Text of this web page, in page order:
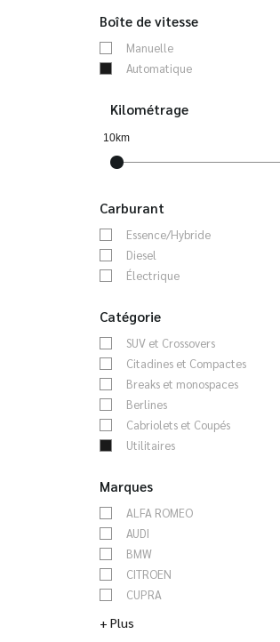
Boîte de vitesse
Manuelle
Automatique
Kilométrage
10km
Carburant
Essence/Hybride
Diesel
Électrique
Catégorie
SUV et Crossovers
Citadines et Compactes
Breaks et monospaces
Berlines
Cabriolets et Coupés
Utilitaires
Marques
ALFA ROMEO
AUDI
BMW
CITROEN
CUPRA
+ Plus